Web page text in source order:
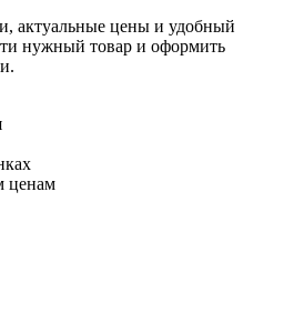
актуальные цены и удобный
нужный товар и оформить
ценам